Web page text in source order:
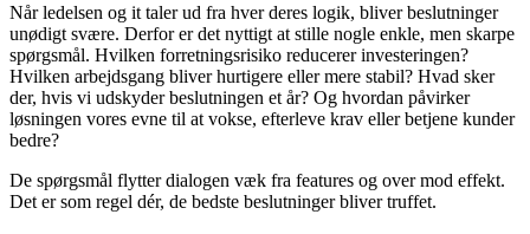
Når ledelsen og it taler ud fra hver deres logik, bliver beslutninger
unødigt svære. Derfor er det nyttigt at stille nogle enkle, men skarpe
spørgsmål. Hvilken forretningsrisiko reducerer investeringen?
Hvilken arbejdsgang bliver hurtigere eller mere stabil? Hvad sker
der, hvis vi udskyder beslutningen et år? Og hvordan påvirker
løsningen vores evne til at vokse, efterleve krav eller betjene kunder
bedre?
De spørgsmål flytter dialogen væk fra features og over mod effekt.
Det er som regel dér, de bedste beslutninger bliver truffet.